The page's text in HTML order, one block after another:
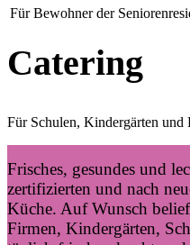
Für Bewohner der
Catering
Für Schulen, Kindergärten und
Frisches, gesundes und
zertifizierten und nach
Küche. Auf Wunsch
Firmen, Kindergärten,